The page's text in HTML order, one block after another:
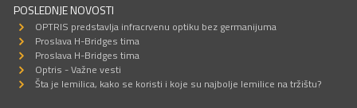
POSLEDNJE NOVOSTI
OPTRIS predstavlja infracrvenu optiku bez germanijuma
Proslava H-Bridges tima
Proslava H-Bridges tima
Optris - Važne vesti
Šta je lemilica, kako se koristi i koje su najbolje lemilice na tržištu?